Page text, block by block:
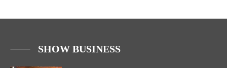
SHOW BUSINESS